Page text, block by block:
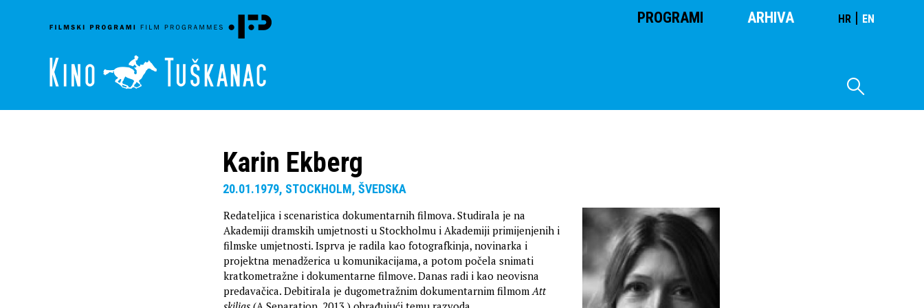
PROGRAMI ARHIVA HR | EN
Karin Ekberg
20.01.1979, STOCKHOLM, ŠVEDSKA
Redateljica i scenaristica dokumentarnih filmova. Studirala je na
Akademiji dramskih umjetnosti u Stockholmu i Akademiji primijenjenih i
filmske umjetnosti. Isprva je radila kao fotografkinja, novinarka i
projektna menadžerica u komunikacijama, a potom počela snimati
kratkometražne i dokumentarne filmove. Danas radi i kao neovisna
predavačica. Debitirala je dugometražnim dokumentarnim filmomAtt